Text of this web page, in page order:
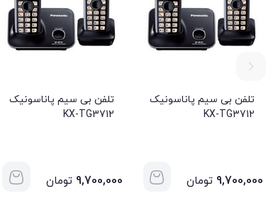
تلفن بی سیم پاناسونیک
KX-TG3712
9,700,000 تومان
تلفن بی سیم پاناسونیک
KX-TG3712
9,700,000 تومان